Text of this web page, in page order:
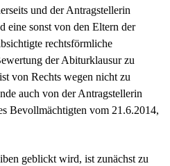
und der Antragstellerin
eine sonst von den Eltern der
rechtsförmliche
der Abiturklausur zu
von Rechts wegen nicht zu
auch von der Antragstellerin
Bevollmächtigten vom 21.6.2014,
geblickt wird, ist zunächst zu